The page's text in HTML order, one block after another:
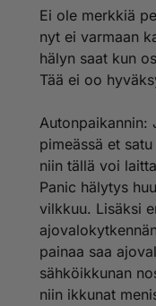
tuossa äskettäin
Onko se
mk??
Entä kerrotko
"etsi auto" jutut?
Ei ole merkkiä
nyt ei varmaan
hälyn saat kun
Tää ei oo
Autonpaikannin:
pimeässä et
niin tällä voi
Panic hälytys
vilkkuu. Lisäksi
painaa saa
sähköikkunan
niin ikkunat